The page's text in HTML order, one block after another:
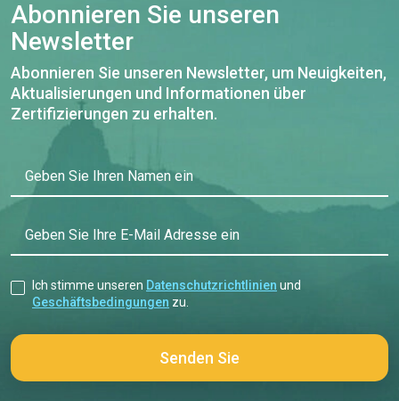
Abonnieren Sie unseren
Newsletter
Abonnieren Sie unseren Newsletter, um Neuigkeiten,
Aktualisierungen und Informationen über
Zertifizierungen zu erhalten.
Geben Sie Ihren Namen ein
Geben Sie Ihre E-Mail Adresse ein
Ich stimme unseren Datenschutzrichtlinien und
Geschäftsbedingungen zu.